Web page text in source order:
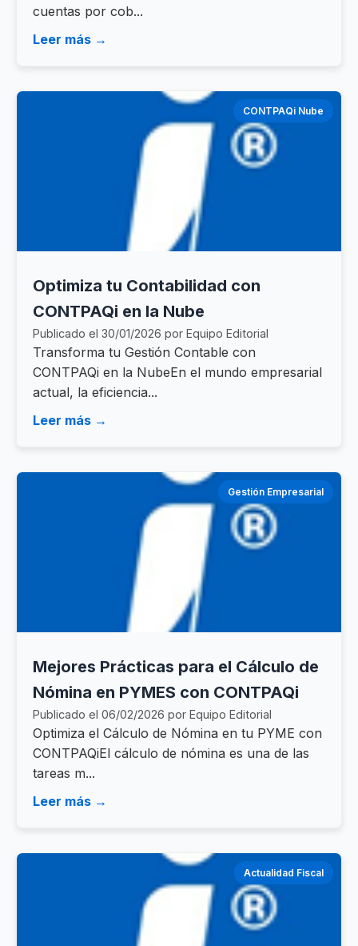
cuentas por cob...
Leer más →
CONTPAQi Nube
Optimiza tu Contabilidad con
CONTPAQi en la Nube
Publicado el 30/01/2026 por Equipo Editorial
Transforma tu Gestión Contable con
CONTPAQi en la NubeEn el mundo empresarial
actual, la eficiencia...
Leer más →
Gestión Empresarial
Mejores Prácticas para el Cálculo de
Nómina en PYMES con CONTPAQi
Publicado el 06/02/2026 por Equipo Editorial
Optimiza el Cálculo de Nómina en tu PYME con
CONTPAQiEl cálculo de nómina es una de las
tareas m...
Leer más →
Actualidad Fiscal